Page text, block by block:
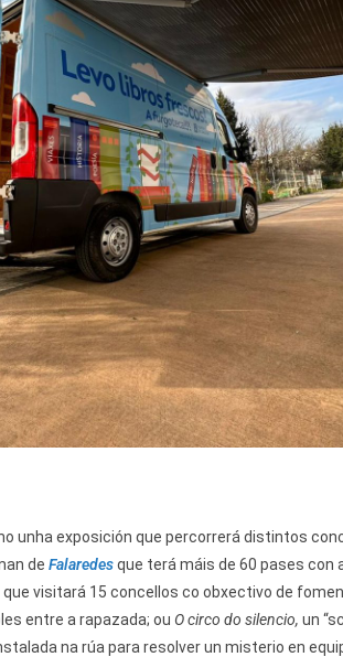
unha exposición que percorrerá distintos
de Falaredesque terá máis de 60 pases con
que visitará 15 concellos co obxectivo de
entre a rapazada; ou O circo do silencio, un
na rúa para resolver un misterio en